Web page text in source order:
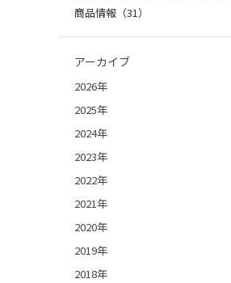
商品情報（31）
アーカイブ
2026年
2025年
2024年
2023年
2022年
2021年
2020年
2019年
2018年